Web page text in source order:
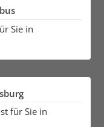
Sie in
für Sie in